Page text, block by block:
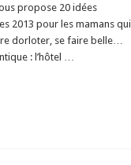
cadeaux
propose 20 idées
2013 pour les mamans qui
dorloter, se faire belle…
: l’hôtel …